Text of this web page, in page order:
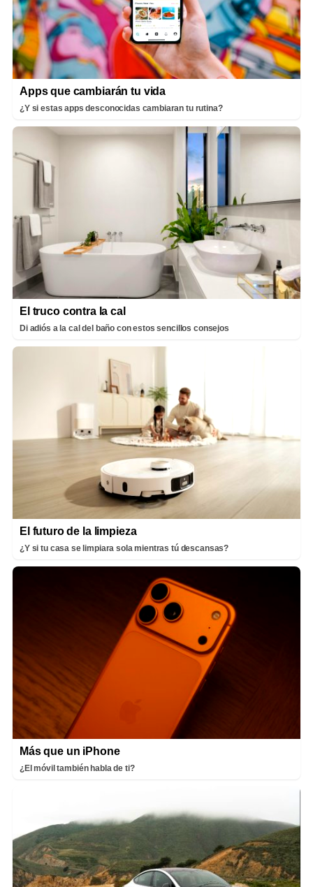
Apps que cambiarán tu vida
¿Y si estas apps desconocidas cambiaran tu rutina?
El truco contra la cal
Di adiós a la cal del baño con estos sencillos consejos
El futuro de la limpieza
¿Y si tu casa se limpiara sola mientras tú descansas?
Más que un iPhone
¿El móvil también habla de ti?